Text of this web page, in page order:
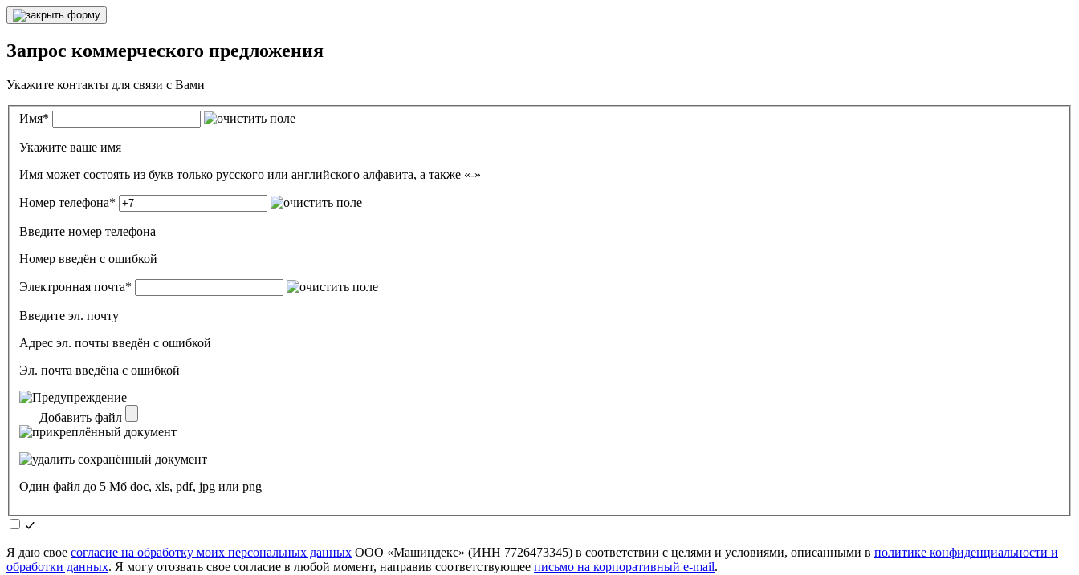
Запрос коммерческого предложения
Укажите контакты для связи с Вами
Имя*
Укажите ваше имя
Имя может состоять из букв только русского или английского алфавита, а также «-»
Номер телефона*
Введите номер телефона
Номер введён c ошибкой
Электронная почта*
Введите эл. почту
Адрес эл. почты введён с ошибкой
Эл. почта введёна с ошибкой
Добавить файл
Один файл до 5 Мб doc, xls, pdf, jpg или png
Я даю свое согласие на обработку моих персональных данных ООО «Машиндекс» (ИНН 7726473345) в соответствии с целями и условиями, описанными в политике конфиденциальности и
обработки данных. Я могу отозвать свое согласие в любой момент, направив соответствующее письмо на корпоративный e-mail.